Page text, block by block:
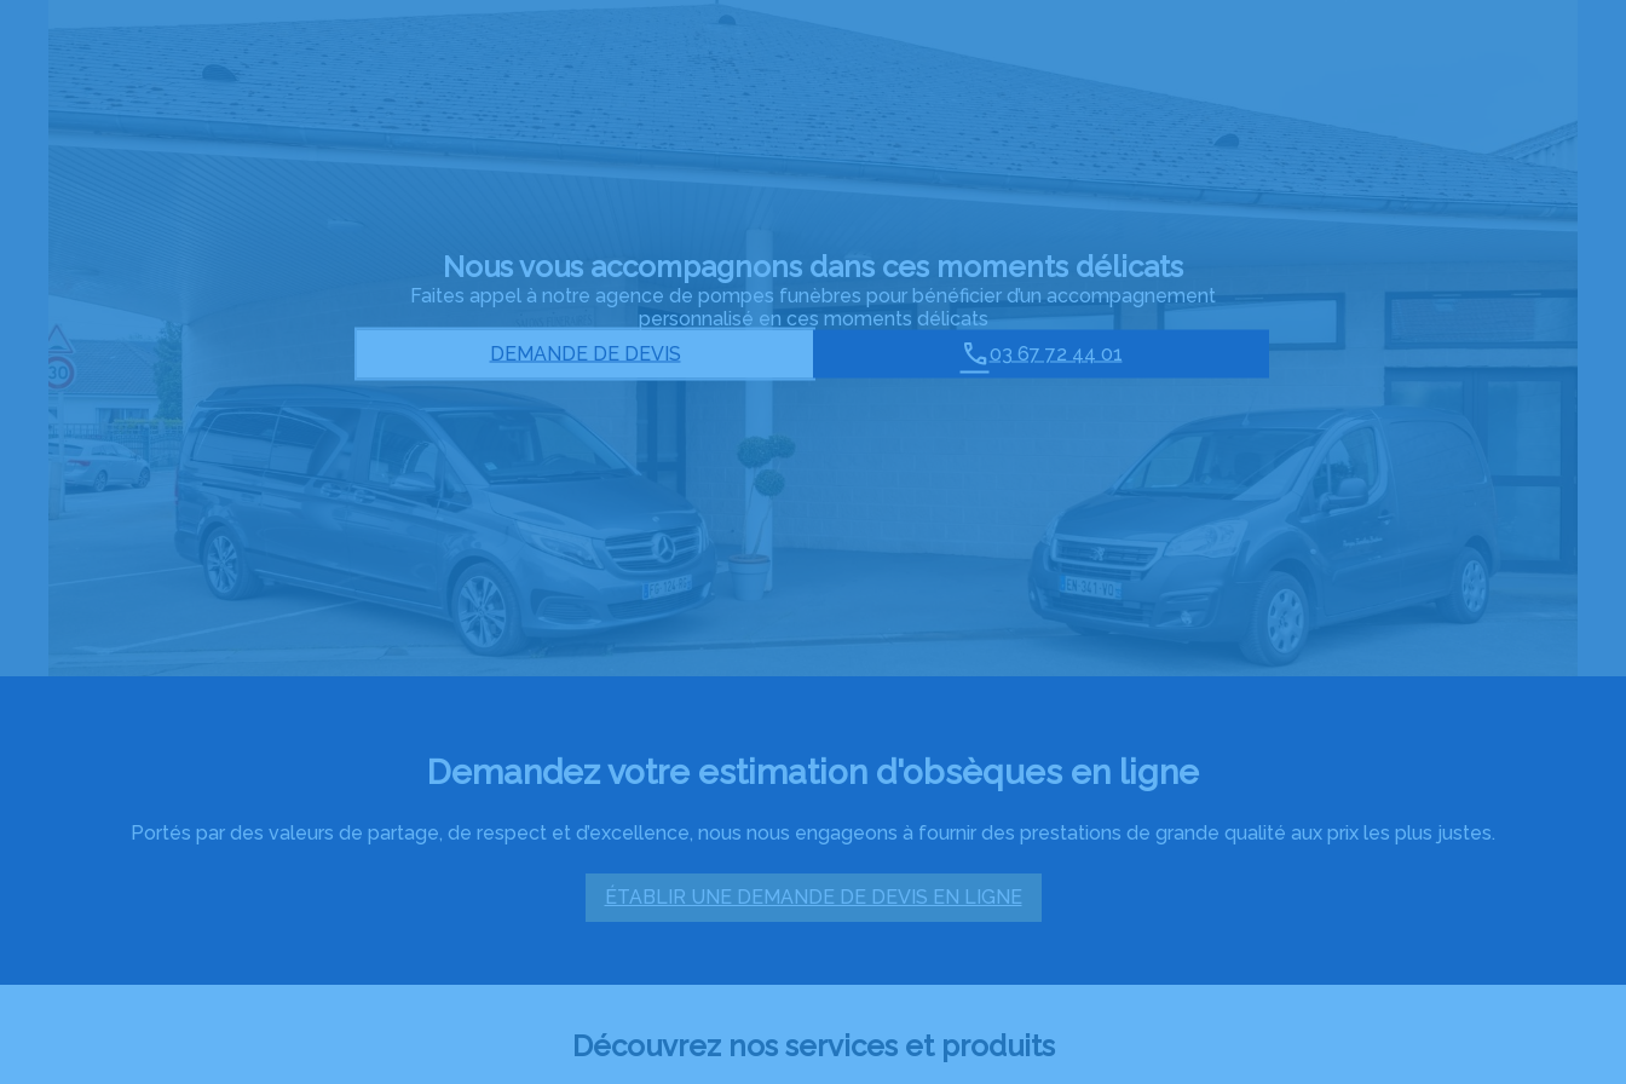
Nous vous accompagnons dans ces moments délicats
Faites appel à notre agence de pompes funèbres pour bénéficier d’un accompagnement
personnalisé en ces moments délicats
DEMANDE DE DEVIS
03 67 72 44 01
Demandez votre estimation d'obsèques en ligne
Portés par des valeurs de partage, de respect et d’excellence, nous nous engageons à fournir des prestations de grande qualité aux prix les plus justes.
ÉTABLIR UNE DEMANDE DE DEVIS EN LIGNE
Découvrez nos services et produits